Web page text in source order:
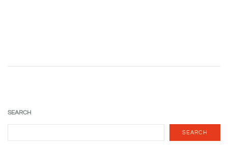
SEARCH
SEARCH